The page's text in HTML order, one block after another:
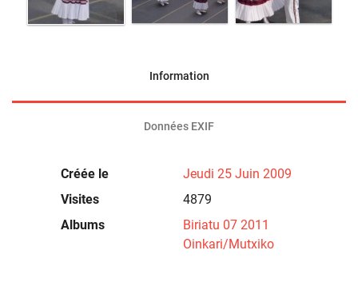
Information
Données EXIF
Créée le
Jeudi 25 Juin 2009
Visites
4879
Albums
Biriatu 07 2011
Oinkari/Mutxiko